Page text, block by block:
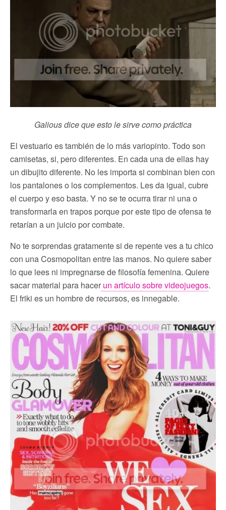
Galious dice que esto le sirve como práctica
El vestuario es también de lo más variopinto. Todo son
camisetas, si, pero diferentes. En cada una de ellas hay
un dibujito diferente. No les importa si combinan bien con
los pantalones o los complementos. Les da igual, cubre
el cuerpo y eso basta. Y no se te ocurra tirar ni una o
transformarla en trapos porque por este tipo de ofensa te
retarían a un juicio por combate.
No te sorprendas gratamente si de repente ves a tu chico
con una Cosmopolitan entre las manos. No quiere saber
lo que lees ni impregnarse de filosofía femenina. Quiere
sacar material para hacer un artículo sobre videojuegos.
El friki es un hombre de recursos, es innegable.